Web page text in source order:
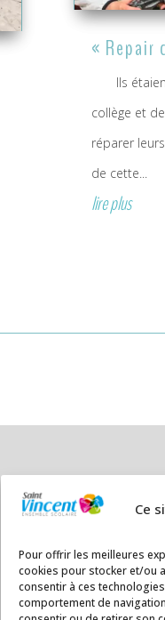
Ce
Pour offrir les meilleures
cookies pour stocker et/ou
consentir à ces
comportement de
« Repair
Ils étaient
collège et
réparer
de cette...
lire plus